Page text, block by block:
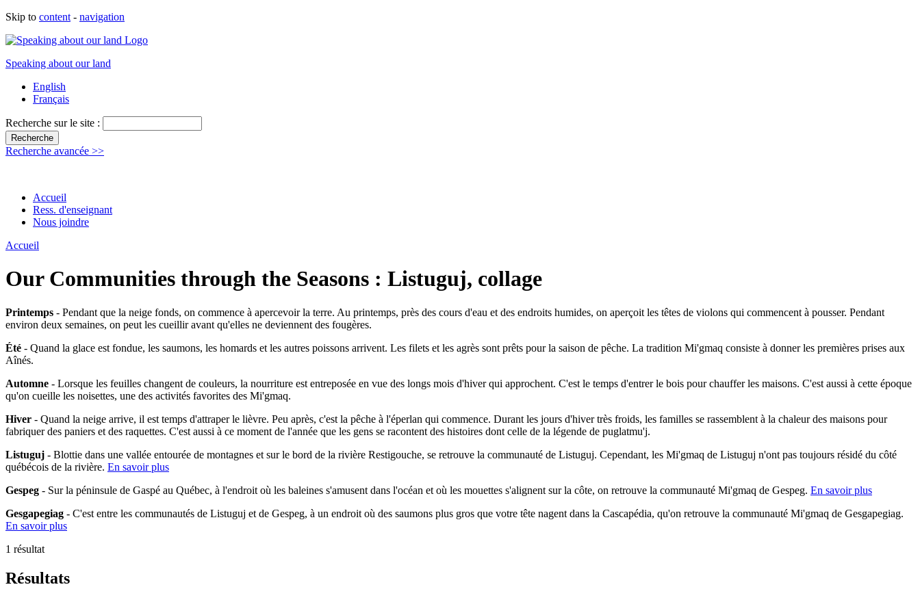
Skip to content - navigation
Speaking about our land
English
Français
Recherche sur le site :
Recherche avancée >>
Accueil
Ress. d'enseignant
Nous joindre
Accueil
Our Communities through the Seasons : Listuguj, collage
Printemps - Pendant que la neige fonds, on commence à apercevoir la terre. Au printemps, près des cours d'eau et des endroits humides, on aperçoit les têtes de violons qui commencent à pousser. Pendant
environ deux semaines, on peut les cueillir avant qu'elles ne deviennent des fougères.
Été - Quand la glace est fondue, les saumons, les homards et les autres poissons arrivent. Les filets et les agrès sont prêts pour la saison de pêche. La tradition Mi'gmaq consiste à donner les premières prises aux
Aînés.
Automne - Lorsque les feuilles changent de couleurs, la nourriture est entreposée en vue des longs mois d'hiver qui approchent. C'est le temps d'entrer le bois pour chauffer les maisons. C'est aussi à cette époque
qu'on cueille les noisettes, une des activités favorites des Mi'gmaq.
Hiver - Quand la neige arrive, il est temps d'attraper le lièvre. Peu après, c'est la pêche à l'éperlan qui commence. Durant les jours d'hiver très froids, les familles se rassemblent à la chaleur des maisons pour
fabriquer des paniers et des raquettes. C'est aussi à ce moment de l'année que les gens se racontent des histoires dont celle de la légende de puglatmu'j.
Listuguj - Blottie dans une vallée entourée de montagnes et sur le bord de la rivière Restigouche, se retrouve la communauté de Listuguj. Cependant, les Mi'gmaq de Listuguj n'ont pas toujours résidé du côté
québécois de la rivière. En savoir plus
Gespeg - Sur la péninsule de Gaspé au Québec, à l'endroit où les baleines s'amusent dans l'océan et où les mouettes s'alignent sur la côte, on retrouve la communauté Mi'gmaq de Gespeg. En savoir plus
Gesgapegiag - C'est entre les communautés de Listuguj et de Gespeg, à un endroit où des saumons plus gros que votre tête nagent dans la Cascapédia, qu'on retrouve la communauté Mi'gmaq de Gesgapegiag.
En savoir plus
1 résultat
Résultats